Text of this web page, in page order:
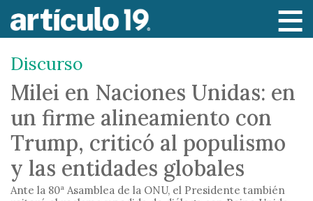
a
l
o
n
t
Discurso
Milei en Naciones Unidas: en
un firme alineamiento con
Trump, criticó al populismo
y las entidades globales
Ante la 80ª Asamblea de la ONU, el Presidente también